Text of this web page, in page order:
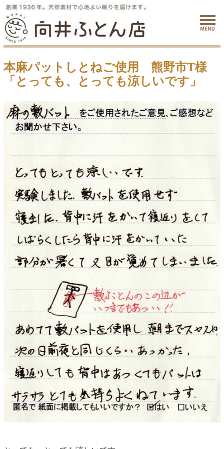
本麻パットしとねご使用 熊野市T様
「とっても、とっても涼しいです」